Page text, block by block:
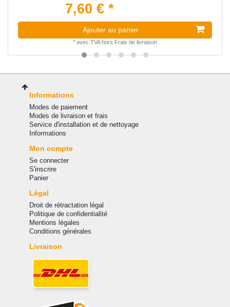
7,60 € *
Ajouter au panier
* avec TVAhors Frais de livraison
Informations
Modes de paiement
Modes de livraison et frais
Service d'installation et de nettoyage
Informations
Mon compte
Se connecter
S'inscrire
Panier
Légal
Droit de rétractation légal
Politique de confidentialité
Mentions légales
Conditions générales
Livraison